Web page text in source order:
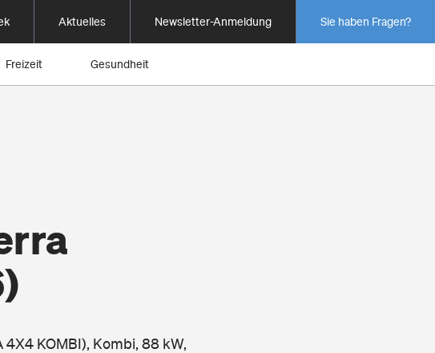
Aktuelles Newsletter-Anmeldung Sie haben Fragen?
Freizeit Gesundheit
4X4 KOMBI), Kombi, 88 kW,